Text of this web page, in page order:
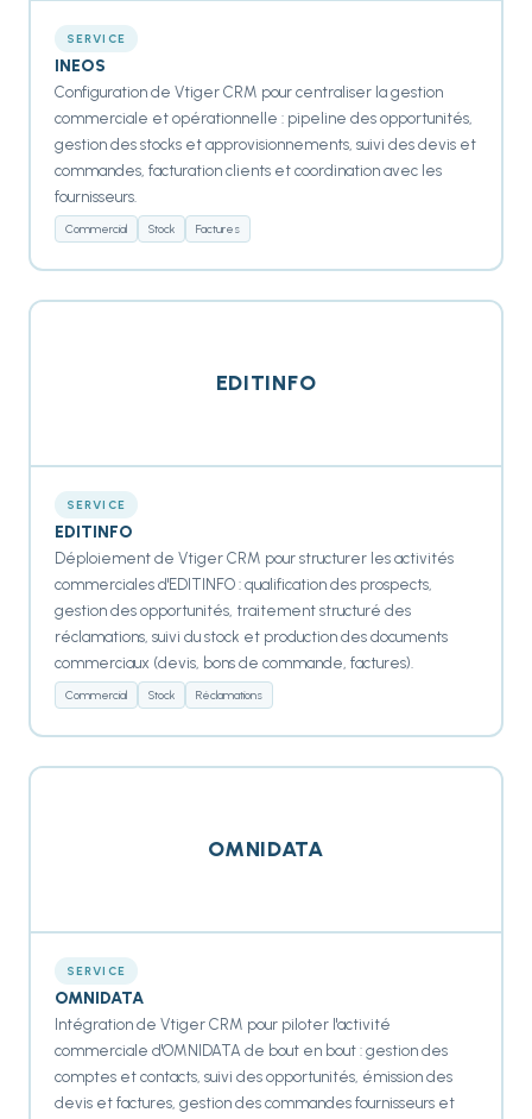
SERVICE
INEOS
Configuration de Vtiger CRM pour centraliser la gestion
commerciale et opérationnelle : pipeline des opportunités,
gestion des stocks et approvisionnements, suivi des devis et
commandes, facturation clients et coordination avec les
fournisseurs.
Commercial Stock Factures
EDITINFO
SERVICE
EDITINFO
Déploiement de Vtiger CRM pour structurer les activités
commerciales d'EDITINFO : qualification des prospects,
gestion des opportunités, traitement structuré des
réclamations, suivi du stock et production des documents
commerciaux (devis, bons de commande, factures).
Commercial Stock Réclamations
OMNIDATA
SERVICE
OMNIDATA
Intégration de Vtiger CRM pour piloter l'activité
commerciale d'OMNIDATA de bout en bout : gestion des
comptes et contacts, suivi des opportunités, émission des
devis et factures, gestion des commandes fournisseurs et